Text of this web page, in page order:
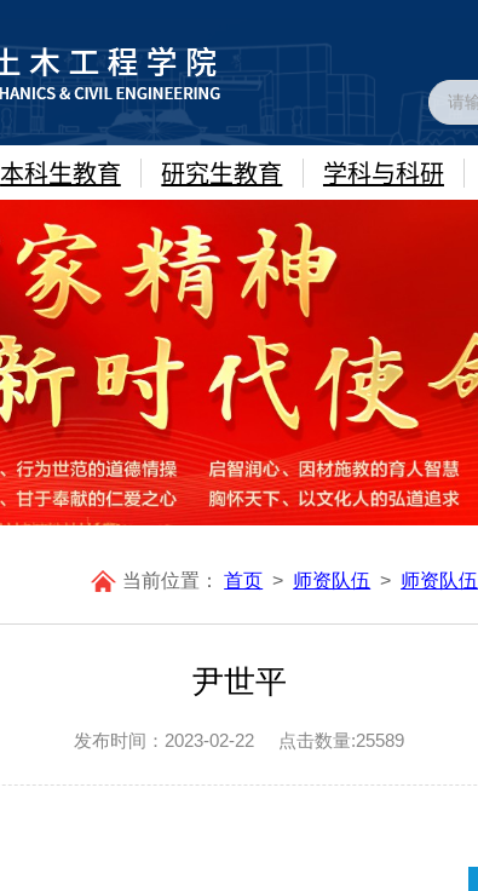
本科生教育 研究生教育 学科与科研
当前位置：首页 > 师资队伍 > 师资队伍
尹世平
发布时间：2023-02-22 点击数量:25589